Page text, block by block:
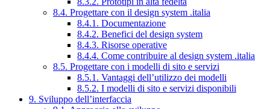
8.4. Progettare con il design system .italia
8.4.1. Documentazione
8.4.2. Benefici del design system
8.4.3. Risorse operative
8.4.4. Come contribuire al design system .italia
8.5. Progettare con i modelli di sito e servizi
8.5.1. Vantaggi dell’utilizzo dei modelli
8.5.2. I modelli di sito e servizi disponibili
9. Sviluppo dell’interfaccia